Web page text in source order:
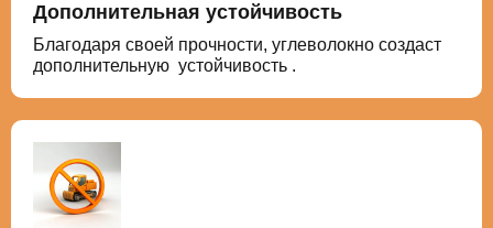
Дополнительная устойчивость
Благодаря своей прочности, углеволокно создаст
дополнительную устойчивость .